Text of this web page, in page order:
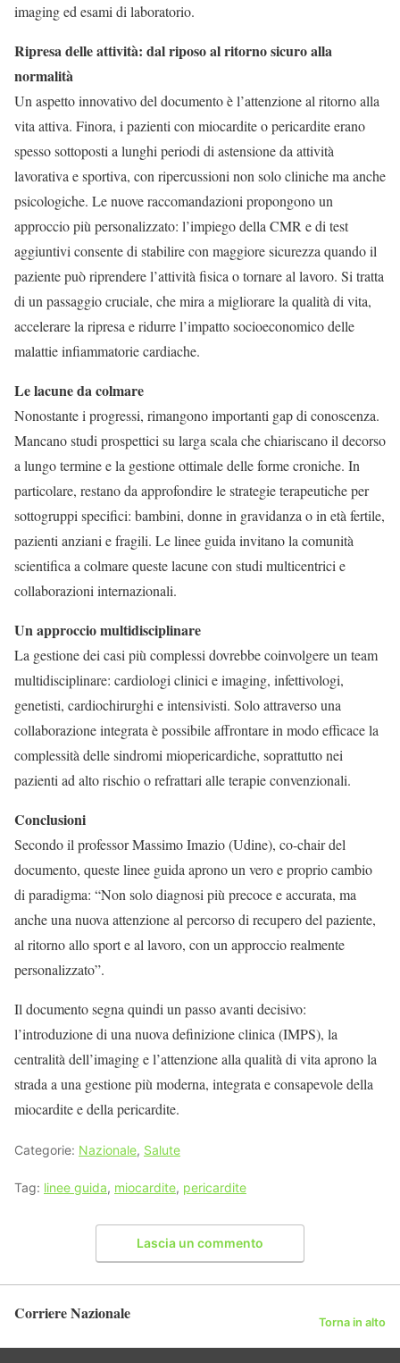
imaging ed esami di laboratorio.
Ripresa delle attività: dal riposo al ritorno sicuro alla
normalità
Un aspetto innovativo del documento è l’attenzione al ritorno alla
vita attiva. Finora, i pazienti con miocardite o pericardite erano
spesso sottoposti a lunghi periodi di astensione da attività
lavorativa e sportiva, con ripercussioni non solo cliniche ma anche
psicologiche. Le nuove raccomandazioni propongono un
approccio più personalizzato: l’impiego della CMR e di test
aggiuntivi consente di stabilire con maggiore sicurezza quando il
paziente può riprendere l’attività fisica o tornare al lavoro. Si tratta
di un passaggio cruciale, che mira a migliorare la qualità di vita,
accelerare la ripresa e ridurre l’impatto socioeconomico delle
malattie infiammatorie cardiache.
Le lacune da colmare
Nonostante i progressi, rimangono importanti gap di conoscenza.
Mancano studi prospettici su larga scala che chiariscano il decorso
a lungo termine e la gestione ottimale delle forme croniche. In
particolare, restano da approfondire le strategie terapeutiche per
sottogruppi specifici: bambini, donne in gravidanza o in età fertile,
pazienti anziani e fragili. Le linee guida invitano la comunità
scientifica a colmare queste lacune con studi multicentrici e
collaborazioni internazionali.
Un approccio multidisciplinare
La gestione dei casi più complessi dovrebbe coinvolgere un team
multidisciplinare: cardiologi clinici e imaging, infettivologi,
genetisti, cardiochirurghi e intensivisti. Solo attraverso una
collaborazione integrata è possibile affrontare in modo efficace la
complessità delle sindromi miopericardiche, soprattutto nei
pazienti ad alto rischio o refrattari alle terapie convenzionali.
Conclusioni
Secondo il professor Massimo Imazio (Udine), co-chair del
documento, queste linee guida aprono un vero e proprio cambio
di paradigma: “Non solo diagnosi più precoce e accurata, ma
anche una nuova attenzione al percorso di recupero del paziente,
al ritorno allo sport e al lavoro, con un approccio realmente
personalizzato”.
Il documento segna quindi un passo avanti decisivo:
l’introduzione di una nuova definizione clinica (IMPS), la
centralità dell’imaging e l’attenzione alla qualità di vita aprono la
strada a una gestione più moderna, integrata e consapevole della
miocardite e della pericardite.
Categorie: Nazionale, Salute
Tag: linee guida, miocardite, pericardite
Lascia un commento
Corriere Nazionale Torna in alto